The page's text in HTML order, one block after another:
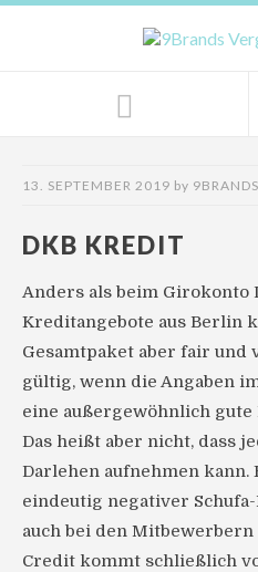
13. SEPTEMBER 2019 by
DKB KREDIT
Anders als beim Girokonto
Kreditangebote aus Berlin
Gesamtpaket aber fair und
gültig, wenn die Angaben
eine außergewöhnlich gute
Das heißt aber nicht, dass
Darlehen aufnehmen kann.
eindeutig negativer
auch bei den
Credit kommt schließlich